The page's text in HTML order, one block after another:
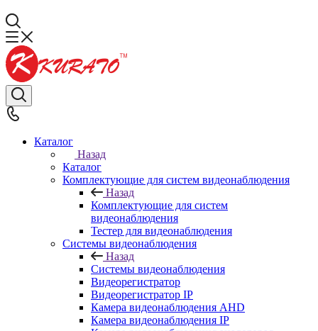
Каталог
Назад
Каталог
Комплектующие для систем видеонаблюдения
Назад
Комплектующие для систем
видеонаблюдения
Тестер для видеонаблюдения
Системы видеонаблюдения
Назад
Системы видеонаблюдения
Видеорегистратор
Видеорегистратор IP
Камера видеонаблюдения AHD
Камера видеонаблюдения IP